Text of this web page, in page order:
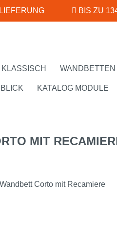
BIS ZU
WANDBETTEN
KATALOG MODULE
MIT